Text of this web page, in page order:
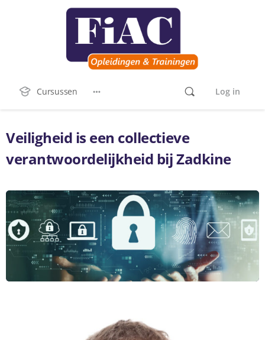
Cursussen Log in
Veiligheid is een collectieve
verantwoordelijkheid bij Zadkine